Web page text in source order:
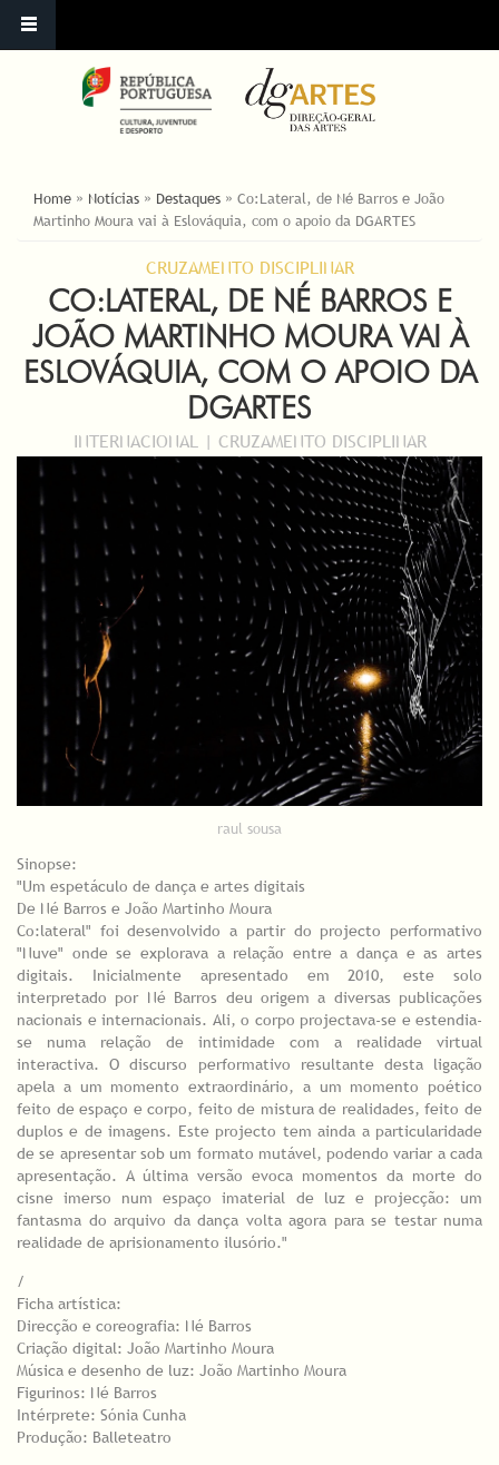
ESTÁ AQUI
Home » Notícias » Destaques » Co:Lateral, de Né Barros e João
Martinho Moura vai à Eslováquia, com o apoio da DGARTES
CRUZAMENTO DISCIPLINAR
CO:LATERAL, DE NÉ BARROS E
JOÃO MARTINHO MOURA VAI À
ESLOVÁQUIA, COM O APOIO DA
DGARTES
INTERNACIONAL | CRUZAMENTO DISCIPLINAR
raul sousa
Sinopse:
"Um espetáculo de dança e artes digitais
De Né Barros e João Martinho Moura
Co:lateral" foi desenvolvido a partir do projecto performativo
"Nuve" onde se explorava a relação entre a dança e as artes
digitais. Inicialmente apresentado em 2010, este solo
interpretado por Né Barros deu origem a diversas publicações
nacionais e internacionais. Ali, o corpo projectava-se e estendia-
se numa relação de intimidade com a realidade virtual
interactiva. O discurso performativo resultante desta ligação
apela a um momento extraordinário, a um momento poético
feito de espaço e corpo, feito de mistura de realidades, feito de
duplos e de imagens. Este projecto tem ainda a particularidade
de se apresentar sob um formato mutável, podendo variar a cada
apresentação. A última versão evoca momentos da morte do
cisne imerso num espaço imaterial de luz e projecção: um
fantasma do arquivo da dança volta agora para se testar numa
realidade de aprisionamento ilusório."
/
Ficha artística:
Direcção e coreografia: Né Barros
Criação digital: João Martinho Moura
Música e desenho de luz: João Martinho Moura
Figurinos: Né Barros
Intérprete: Sónia Cunha
Produção: Balleteatro